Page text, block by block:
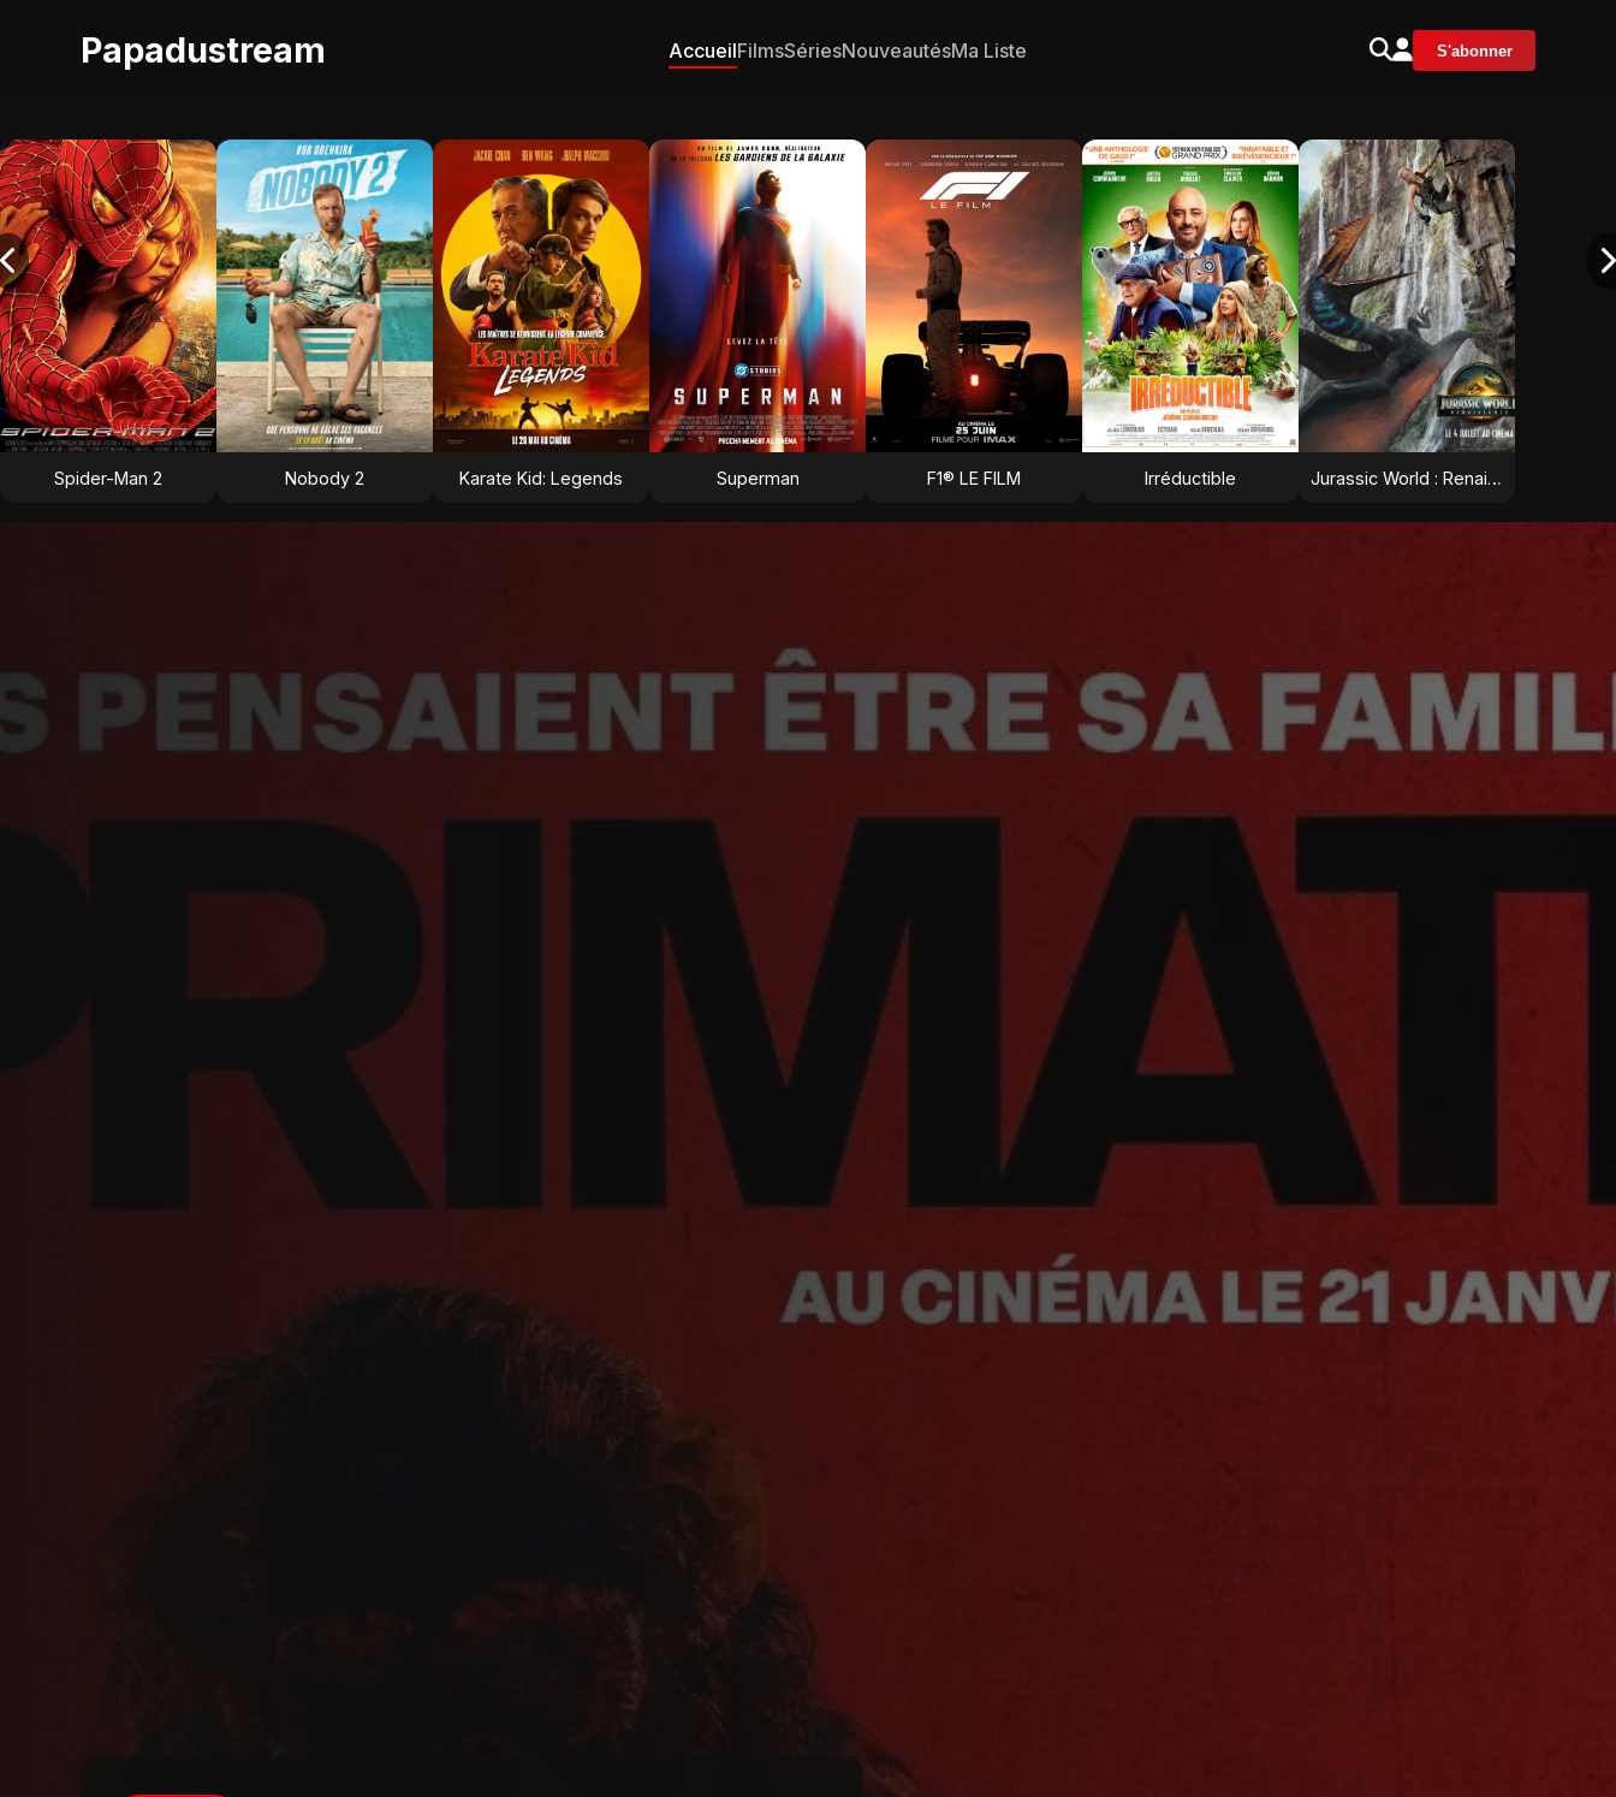
Papadustream AccueilFilmsSériesNouveautésMa Liste S'abonner
Spider-Man 2 Nobody 2 Karate Kid: Legends Superman F1® LE FILM Irréductible Jurassic World : Renaissance